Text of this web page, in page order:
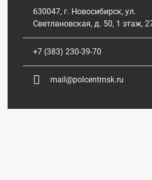
630047, г. Новосибирск, ул.
Светлановская, д. 50, 1 этаж,
+7 (383) 230-39-70
mail@polcentrnsk.ru